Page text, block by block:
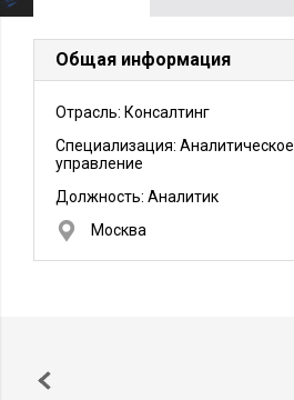
Общая информация
Отрасль: Консалтинг
Специализация: Аналитическое
управление
Должность: Аналитик
Москва